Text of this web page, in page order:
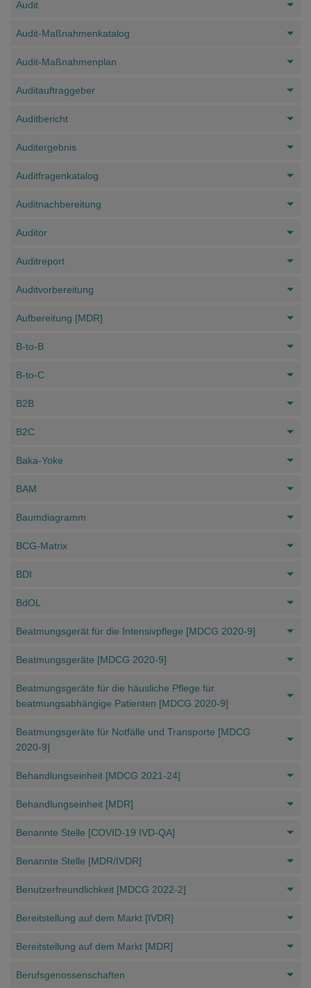
Audit
Audit-Maßnahmenkatalog
Audit-Maßnahmenplan
Auditauftraggeber
Auditbericht
Auditergebnis
Auditfragenkatalog
Auditnachbereitung
Auditor
Auditreport
Auditvorbereitung
Aufbereitung [MDR]
B-to-B
B-to-C
B2B
B2C
Baka-Yoke
BAM
Baumdiagramm
BCG-Matrix
BDI
BdOL
Beatmungsgerät für die Intensivpflege [MDCG 2020-9]
Beatmungsgeräte [MDCG 2020-9]
Beatmungsgeräte für die häusliche Pflege für
beatmungsabhängige Patienten [MDCG 2020-9]
Beatmungsgeräte für Notfälle und Transporte [MDCG
2020-9]
Behandlungseinheit [MDCG 2021-24]
Behandlungseinheit [MDR]
Benannte Stelle [COVID-19 IVD-QA]
Benannte Stelle [MDR/IVDR]
Benutzerfreundlichkeit [MDCG 2022-2]
Bereitstellung auf dem Markt [IVDR]
Bereitstellung auf dem Markt [MDR]
Berufsgenossenschaften